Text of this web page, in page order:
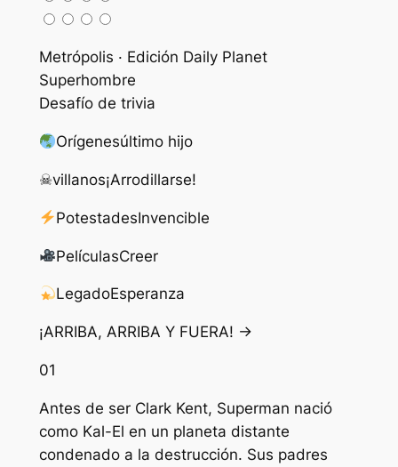
Metrópolis · Edición Daily Planet
Superhombre
Desafío de trivia
Orígenesúltimo hijo
☠villanos¡Arrodillarse!
PotestadesInvencible
PelículasCreer
LegadoEsperanza
¡ARRIBA, ARRIBA Y FUERA! →
01
Antes de ser Clark Kent, Superman nació
como Kal-El en un planeta distante
condenado a la destrucción. Sus padres